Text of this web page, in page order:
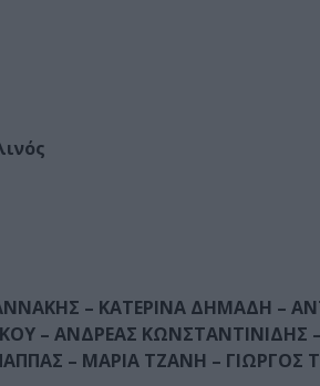
– ΚΑΤΕΡΙΝΑ ΔΗΜΑΔΗ –
– ΑΝΔΡΕΑΣ ΚΩΝΣΤΑΝΤΙΝΙΔΗΣ
– ΜΑΡΙΑ ΤΖΑΝΗ –